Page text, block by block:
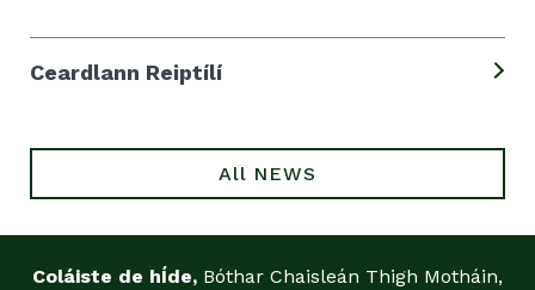
Ceardlann Reiptílí
All NEWS
Coláiste de hÍde, Bóthar Chaisleán Thigh Motháin,